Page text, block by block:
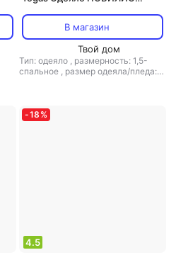
гусиный пух в мако-батисте
20.04.13.0047
В магазин
Твой дом
Тип: одеяло , размерность: 1,5-
спальное , размер одеяла/пледа:
-18 %
4.5